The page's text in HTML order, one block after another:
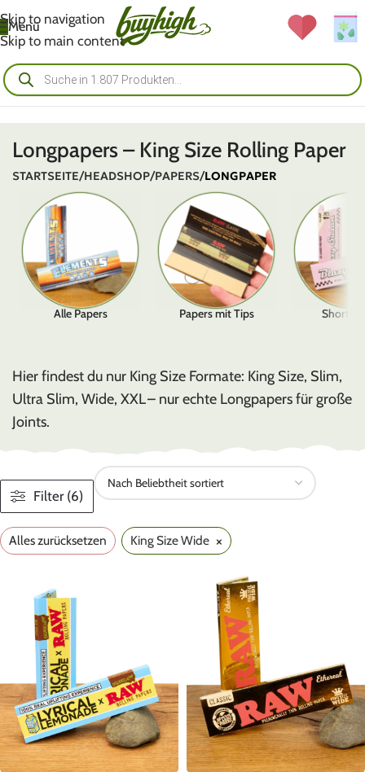
Skip to navigation
Skip to main content
Menü
Longpapers – King Size Rolling Paper
STARTSEITE/HEADSHOP/PAPERS/LONGPAPER
Alle Papers Papers mit Tips
Hier findest du nur King Size Formate: King Size, Slim,
Ultra Slim, Wide, XXL – nur echte Longpapers für große
Joints.
Filter (6)
Alles zurücksetzen King Size Wide ×